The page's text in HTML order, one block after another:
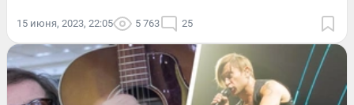
15 июня, 2023, 22:05 5 763 25